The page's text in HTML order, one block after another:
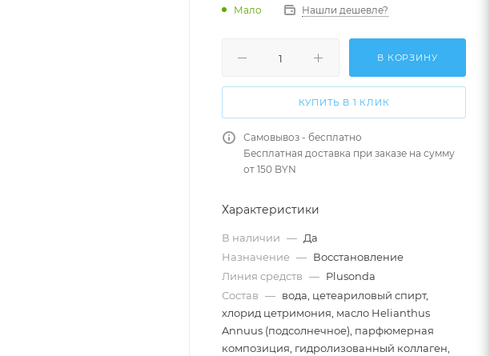
Мало Нашли дешевле?
В КОРЗИНУ
КУПИТЬ В 1 КЛИК
Самовывоз - бесплатно
Бесплатная доставка при заказе на сумму
от 150 BYN
Характеристики
В наличии — Да
Назначение — Восстановление
Линия средств — Plusonda
Состав — вода, цетеариловый спирт,
хлорид цетримония, масло Helianthus
Annuus (подсолнечное), парфюмерная
композиция, гидролизованный коллаген,